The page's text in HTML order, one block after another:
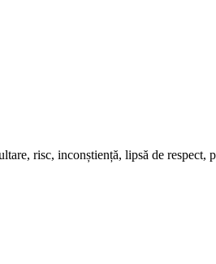
risc, inconștiență, lipsă de respect,